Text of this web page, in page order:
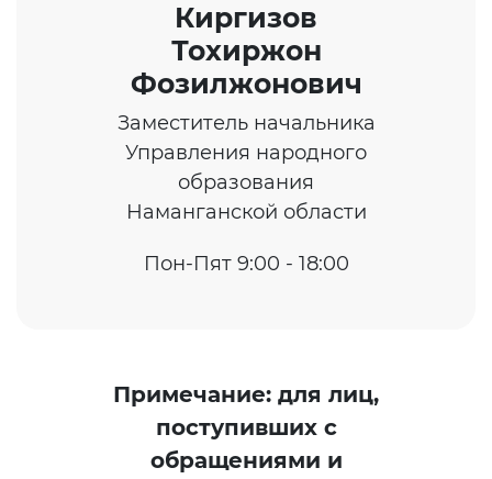
Киргизов
Тохиржон
Фозилжонович
Заместитель начальника
Управления народного
образования
Наманганской области
Пон-Пят 9:00 - 18:00
Примечание: для лиц,
поступивших с
обращениями и